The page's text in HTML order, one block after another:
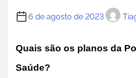
6 de agosto de 2023
Quais são os planos da
Saúde?